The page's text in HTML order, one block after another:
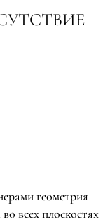
геометрия
всех плоскостях